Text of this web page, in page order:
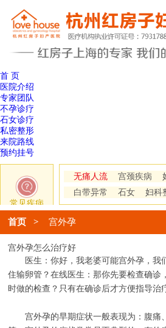
首 页
医院介绍
专家团队
不孕诊疗
石女诊疗
私密整形
来院路线
预约挂号
常见疾病
无痛人流 宫颈疾病
白带异常
石女 妇科
首页> 宫外孕
宫外孕怎么治疗好
医生：你好，我老婆可能宫外孕，我
住输卵管？在线医生：那你先要检查确诊
时做的检查？只有在确诊后才方便指导治
宫外孕的早期症状一般表现为：腹痛